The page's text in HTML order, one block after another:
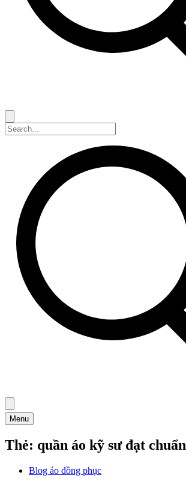
Menu
Thẻ: quần áo kỹ sư đạt chuẩn
Blog áo đồng phục